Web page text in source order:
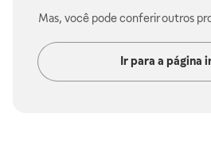
Mas, você pode conferir outros
Ir para a página